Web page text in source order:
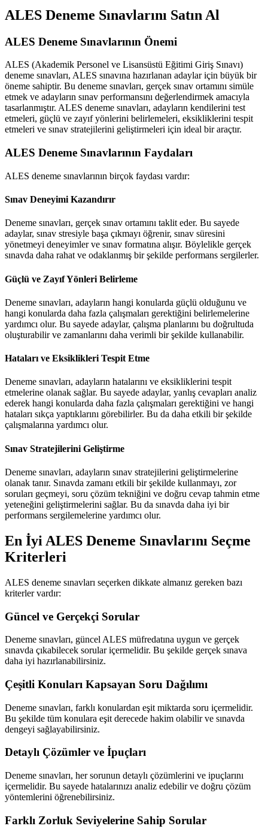
ALES Deneme Sınavlarını Satın Al
ALES Deneme Sınavlarının Önemi
ALES (Akademik Personel ve Lisansüstü Eğitimi Giriş Sınavı)
deneme sınavları, ALES sınavına hazırlanan adaylar için büyük bir
öneme sahiptir. Bu deneme sınavları, gerçek sınav ortamını simüle
etmek ve adayların sınav performansını değerlendirmek amacıyla
tasarlanmıştır. ALES deneme sınavları, adayların kendilerini test
etmeleri, güçlü ve zayıf yönlerini belirlemeleri, eksikliklerini tespit
etmeleri ve sınav stratejilerini geliştirmeleri için ideal bir araçtır.
ALES Deneme Sınavlarının Faydaları
ALES deneme sınavlarının birçok faydası vardır:
Sınav Deneyimi Kazandırır
Deneme sınavları, gerçek sınav ortamını taklit eder. Bu sayede
adaylar, sınav stresiyle başa çıkmayı öğrenir, sınav süresini
yönetmeyi deneyimler ve sınav formatına alışır. Böylelikle gerçek
sınavda daha rahat ve odaklanmış bir şekilde performans sergilerler.
Güçlü ve Zayıf Yönleri Belirleme
Deneme sınavları, adayların hangi konularda güçlü olduğunu ve
hangi konularda daha fazla çalışmaları gerektiğini belirlemelerine
yardımcı olur. Bu sayede adaylar, çalışma planlarını bu doğrultuda
oluşturabilir ve zamanlarını daha verimli bir şekilde kullanabilir.
Hataları ve Eksiklikleri Tespit Etme
Deneme sınavları, adayların hatalarını ve eksikliklerini tespit
etmelerine olanak sağlar. Bu sayede adaylar, yanlış cevapları analiz
ederek hangi konularda daha fazla çalışmaları gerektiğini ve hangi
hataları sıkça yaptıklarını görebilirler. Bu da daha etkili bir şekilde
çalışmalarına yardımcı olur.
Sınav Stratejilerini Geliştirme
Deneme sınavları, adayların sınav stratejilerini geliştirmelerine
olanak tanır. Sınavda zamanı etkili bir şekilde kullanmayı, zor
soruları geçmeyi, soru çözüm tekniğini ve doğru cevap tahmin etme
yeteneğini geliştirmelerini sağlar. Bu da sınavda daha iyi bir
performans sergilemelerine yardımcı olur.
En İyi ALES Deneme Sınavlarını Seçme
Kriterleri
ALES deneme sınavları seçerken dikkate almanız gereken bazı
kriterler vardır:
Güncel ve Gerçekçi Sorular
Deneme sınavları, güncel ALES müfredatına uygun ve gerçek
sınavda çıkabilecek sorular içermelidir. Bu şekilde gerçek sınava
daha iyi hazırlanabilirsiniz.
Çeşitli Konuları Kapsayan Soru Dağılımı
Deneme sınavları, farklı konulardan eşit miktarda soru içermelidir.
Bu şekilde tüm konulara eşit derecede hakim olabilir ve sınavda
dengeyi sağlayabilirsiniz.
Detaylı Çözümler ve İpuçları
Deneme sınavları, her sorunun detaylı çözümlerini ve ipuçlarını
içermelidir. Bu sayede hatalarınızı analiz edebilir ve doğru çözüm
yöntemlerini öğrenebilirsiniz.
Farklı Zorluk Seviyelerine Sahip Sorular